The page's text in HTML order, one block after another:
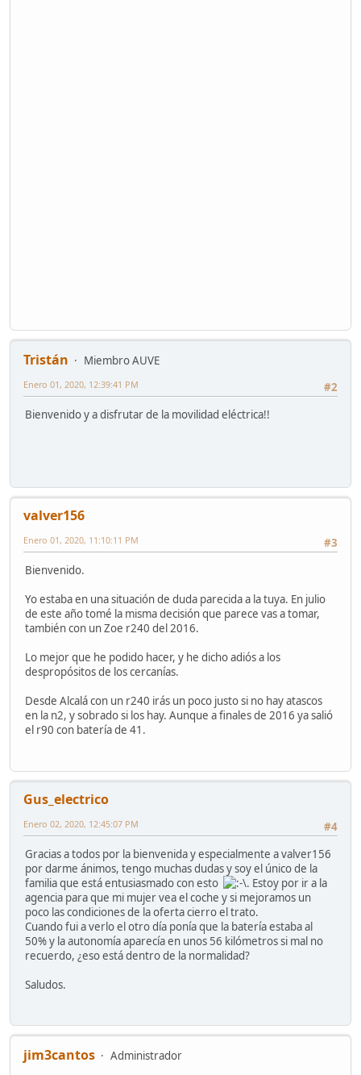
Tristán
Miembro AUVE
#2
Enero 01, 2020, 12:39:41 PM
Bienvenido y a disfrutar de la movilidad eléctrica!!
valver156
#3
Enero 01, 2020, 11:10:11 PM
Bienvenido.
Yo estaba en una situación de duda parecida a la tuya. En julio
de este año tomé la misma decisión que parece vas a tomar,
también con un Zoe r240 del 2016.
Lo mejor que he podido hacer, y he dicho adiós a los
despropósitos de los cercanías.
Desde Alcalá con un r240 irás un poco justo si no hay atascos
en la n2, y sobrado si los hay. Aunque a finales de 2016 ya salió
el r90 con batería de 41.
Gus_electrico
#4
Enero 02, 2020, 12:45:07 PM
Gracias a todos por la bienvenida y especialmente a valver156
por darme ánimos, tengo muchas dudas y soy el único de la
familia que está entusiasmado con esto
. Estoy por ir a la
agencia para que mi mujer vea el coche y si mejoramos un
poco las condiciones de la oferta cierro el trato.
Cuando fui a verlo el otro día ponía que la batería estaba al
50% y la autonomía aparecía en unos 56 kilómetros si mal no
recuerdo, ¿eso está dentro de la normalidad?
Saludos.
jim3cantos Administrador